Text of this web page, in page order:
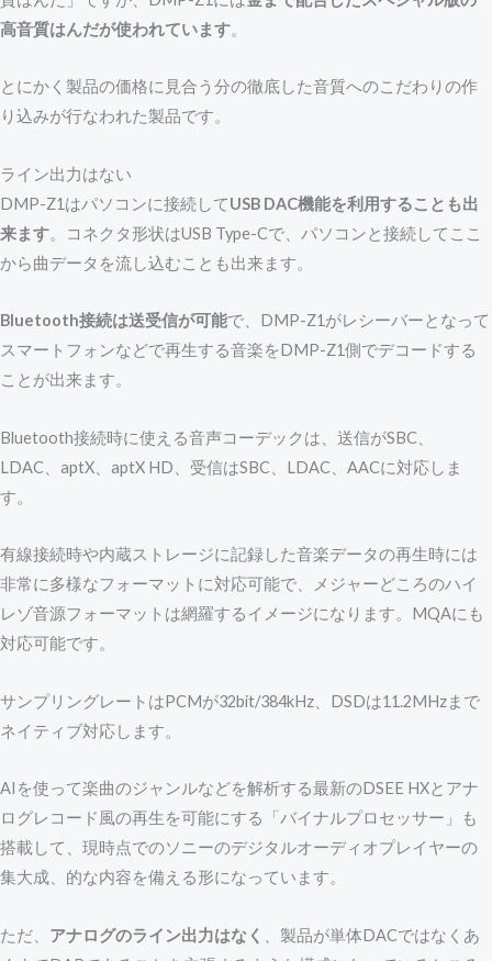
高音質はんだが使われています。
とにかく製品の価格に見合う分の徹底した音質へのこだわりの作
り込みが行なわれた製品です。
ライン出力はない
DMP-Z1はパソコンに接続してUSB DAC機能を利用することも出
来ます。コネクタ形状はUSB Type-Cで、パソコンと接続してここ
から曲データを流し込むことも出来ます。
Bluetooth接続は送受信が可能で、DMP-Z1がレシーバーとなって
スマートフォンなどで再生する音楽をDMP-Z1側でデコードする
ことが出来ます。
Bluetooth接続時に使える音声コーデックは、送信がSBC、
LDAC、aptX、aptX HD、受信はSBC、LDAC、AACに対応しま
す。
有線接続時や内蔵ストレージに記録した音楽データの再生時には
非常に多様なフォーマットに対応可能で、メジャーどころのハイ
レゾ音源フォーマットは網羅するイメージになります。MQAにも
対応可能です。
サンプリングレートはPCMが32bit/384kHz、DSDは11.2MHzまで
ネイティブ対応します。
AIを使って楽曲のジャンルなどを解析する最新のDSEE HXとアナ
ログレコード風の再生を可能にする「バイナルプロセッサー」も
搭載して、現時点でのソニーのデジタルオーディオプレイヤーの
集大成、的な内容を備える形になっています。
ただ、 アナログのライン出力はなく
、製品が単体DACではなくあ